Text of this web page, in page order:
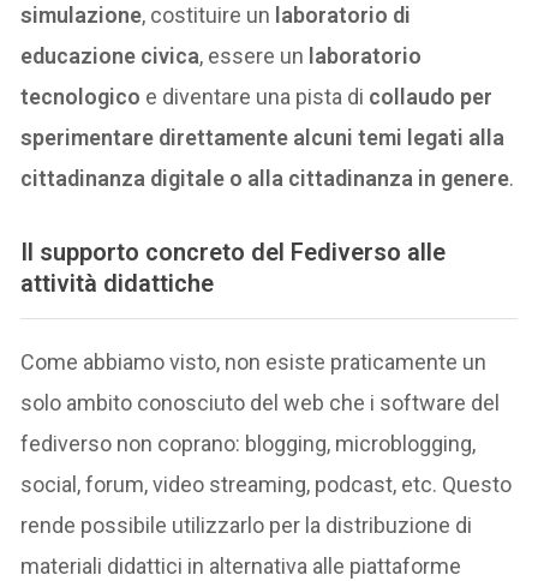
simulazione, costituire un laboratorio di
educazione civica, essere un laboratorio
tecnologico e diventare una pista di collaudo per
sperimentare direttamente alcuni temi legati alla
cittadinanza digitale o alla cittadinanza in genere.
Il supporto concreto del Fediverso alle
attività didattiche
Come abbiamo visto, non esiste praticamente un
solo ambito conosciuto del web che i software del
fediverso non coprano: blogging, microblogging,
social, forum, video streaming, podcast, etc. Questo
rende possibile utilizzarlo per la distribuzione di
materiali didattici in alternativa alle piattaforme